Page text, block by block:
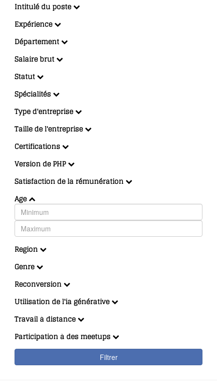
Intitulé du poste
Expérience
Département
Salaire brut
Statut
Spécialités
Type d'entreprise
Taille de l'entreprise
Certifications
Version de PHP
Satisfaction de la rémunération
Age
Region
Genre
Reconversion
Utilisation de l'ia générative
Travail à distance
Participation à des meetups
Filtrer